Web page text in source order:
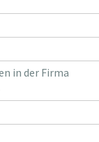
in der Firma